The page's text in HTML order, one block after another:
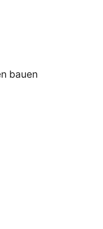
bauen